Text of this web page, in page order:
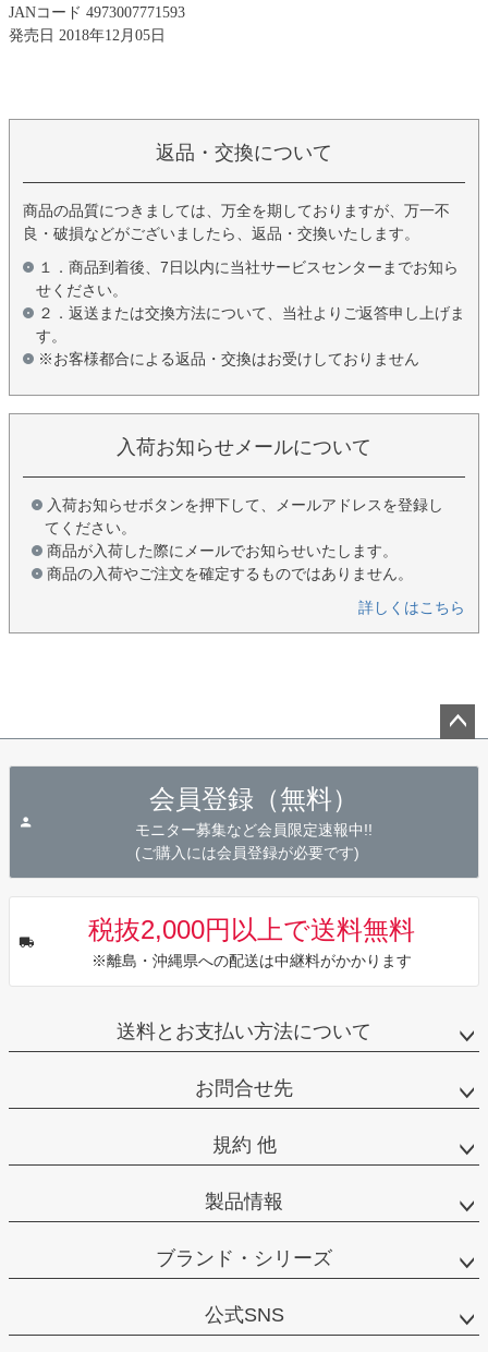
JANコード 4973007771593
発売日 2018年12月05日
返品・交換について
商品の品質につきましては、万全を期しておりますが、万一不
良・破損などがございましたら、返品・交換いたします。
１．商品到着後、7日以内に当社サービスセンターまでお知ら
せください。
２．返送または交換方法について、当社よりご返答申し上げま
す。
※お客様都合による返品・交換はお受けしておりません
入荷お知らせメールについて
入荷お知らせボタンを押下して、メールアドレスを登録し
てください。
商品が入荷した際にメールでお知らせいたします。
商品の入荷やご注文を確定するものではありません。
詳しくはこちら
会員登録（無料）
モニター募集など会員限定速報中!!
(ご購入には会員登録が必要です)
税抜2,000円以上で送料無料
※離島・沖縄県への配送は中継料がかかります
送料とお支払い方法について
お問合せ先
規約 他
製品情報
ブランド・シリーズ
公式SNS